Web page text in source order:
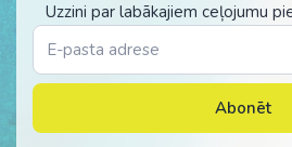
Uzzini par labākajiem ceļojumu
Abonēt